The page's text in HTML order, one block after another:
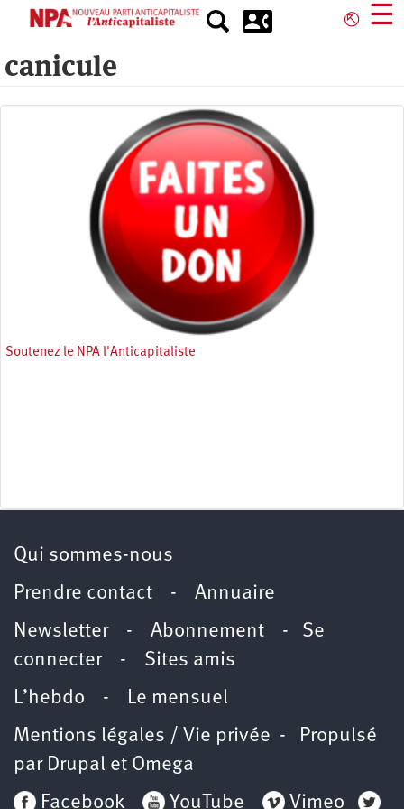
principal
⎋ ☰
canicule
Soutenez le NPA l'Anticapitaliste
Qui sommes-nous
Prendre contact - Annuaire
Newsletter - Abonnement - Se
connecter- Sites amis
L’hebdo - Le mensuel
Mentions légales / Vie privée - Propulsé
par Drupal et Omega
Facebook
YouTube Vimeo